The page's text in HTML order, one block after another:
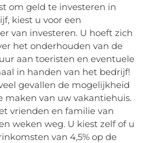
om geld te investeren in
kiest u voor een
van investeren. U hoeft zich
het onderhouden van de
aan toeristen en eventuele
in handen van het bedrijf!
gevallen de mogelijkheid
maken van uw vakantiehuis.
vrienden en familie van
weken weg. U kiest zelf of u
van 4,5% op de